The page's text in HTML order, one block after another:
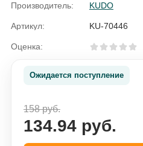
Производитель: KUDO
Артикул: KU-70446
Оценка:
Ожидается поступление
158 руб.
134.94 руб.